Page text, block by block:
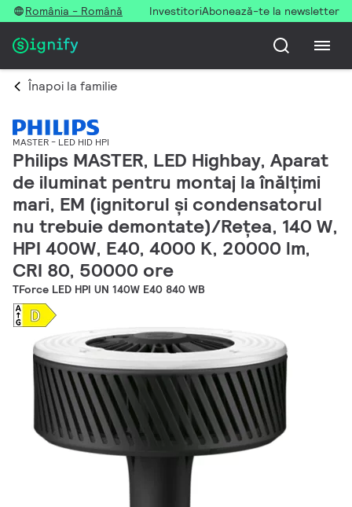
România - Română InvestitoriAbonează-te la newsletter
Înapoi la familie
MASTER - LED HID HPI
Philips MASTER, LED Highbay, Aparat
de iluminat pentru montaj la înălțimi
mari, EM (ignitorul și condensatorul
nu trebuie demontate)/Rețea, 140 W,
HPI 400W, E40, 4000 K, 20000 lm,
CRI 80, 50000 ore
TForce LED HPI UN 140W E40 840 WB